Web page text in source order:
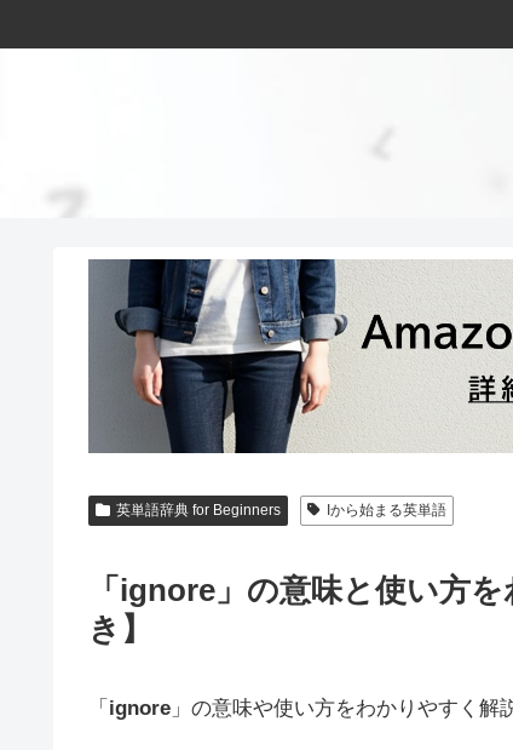
英単語辞典 for Beginners Iから始まる英単語
「ignore」の意味と使い方
き】
「 ignore 」の意味や使い方をわかりやすく解